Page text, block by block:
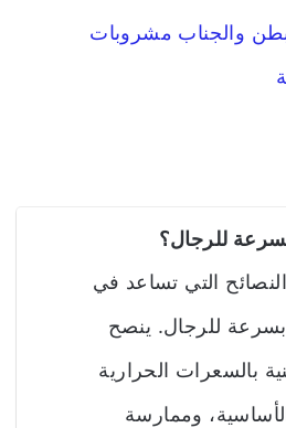
والجناب مشروبات
للرجال؟
التي تساعد في
بسرعة للرجال. ينصح
بالسعرات الحرارية
وممارسة